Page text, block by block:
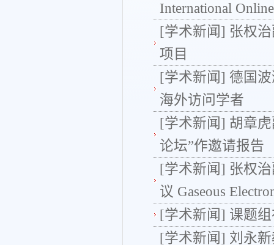
International
[学术新闻] 张权
项目
[学术新闻] 德国
海外访问学者
[学术新闻] 胡章
论坛”作邀请报告
[学术新闻] 张权
议 Gaseous
[学术新闻] 课题
[学术新闻] 刘永